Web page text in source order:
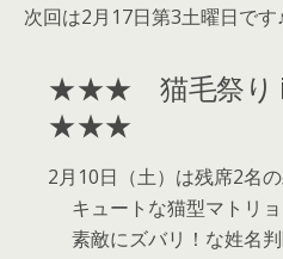
次回は2月17日第3土曜日です
★★★ 猫毛祭り in
★★★
2月10日（土）は残席2名の
キュートな猫型マトリ
素敵にズバリ！な姓名判